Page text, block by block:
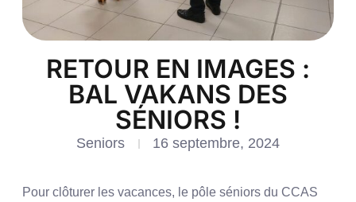
RETOUR EN IMAGES :
BAL VAKANS DES
SÉNIORS !
Seniors 16 septembre, 2024
Pour clôturer les vacances, le pôle séniors du CCAS